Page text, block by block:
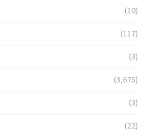
(10)
(117)
(3)
(3,675)
(3)
(22)